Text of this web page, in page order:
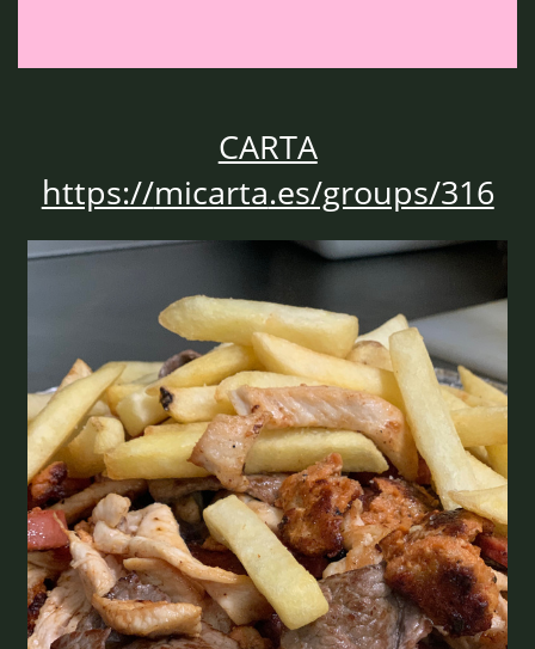
CARTA
https://micarta.es/groups/316